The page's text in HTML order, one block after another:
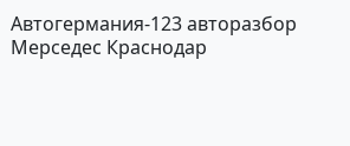
Автогермания-123 авторазбор
Мерседес Краснодар